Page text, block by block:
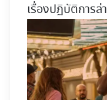
เรื่องปฏิบัติการล่